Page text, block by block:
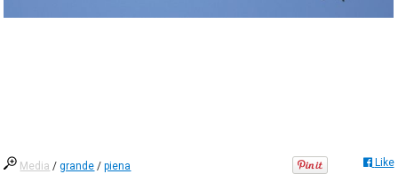
Media /grande /piena Like